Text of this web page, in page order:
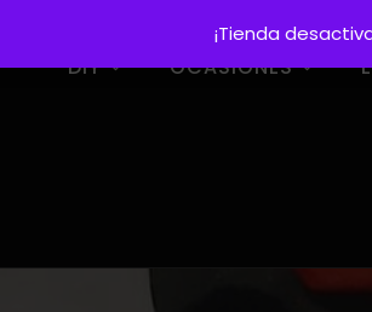
DIY OCASIONES
¡Tienda